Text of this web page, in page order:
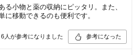
る小物と薬の収納にピッタリ。また、
に移動できるのも便利です。
6 人が参考になりました 参考になった